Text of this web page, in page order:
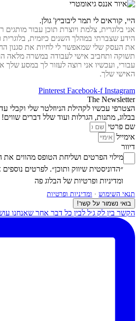
היי, קוראים לי תמר ליבוביץ' גולן.
אני בלוגרית, צלמת ויוצרת תוכן עבור
הידע שצברתי במהלך השנים כיזמית, בלוגרית
את העסק שלי שמאפשר לי לחיות את סגנון
תשוקה ותחביב אישי לעבודה במשרה מלאה
עבורי, ועכשיו אני רוצה לעזור לך במסע
האישי שלך.
Pinterest Facebook-f Instagram
The Newsletter
הצטרפי עכשיו לקהילת הניוזלטר שלי וקבלי
בבלוג, מתנות, הגרלות ועוד שלל דברים שווים!
שם פרטי
אימייל
דיוור
מילוי הפרטים ושליחת הטופס מהווים את
״הדוניסטית שיווק ותוכן״. לפרטים נוספים
ומדיניות ופרטיות של הבלוג פה
תנאי השימוש · ומדיניות ופרטיות
בואי נשמור על קשר!
הקשר בין לק ג׳ל לבין כל דבר אחר שאנחנו